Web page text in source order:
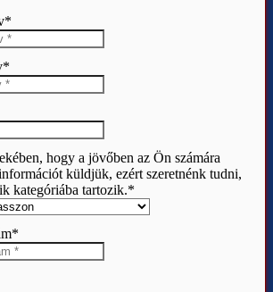
*
*
hogy a jövőben az Ön számára
küldjük, ezért szeretnénk tudni,
kategóriába tartozik.*
*